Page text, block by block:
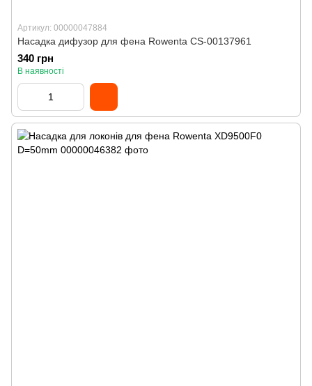
Артикул: 00000047884
Насадка дифузор для фена Rowenta CS-00137961
340 грн
В наявності